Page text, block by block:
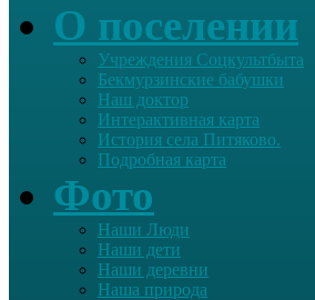
О поселении
Учреждения Соцкультбыта
Бекмурзинские бабушки
Наш доктор
Интерактивная карта
История села Питяково.
Подробная карта
Фото
Наши Люди
Наши дети
Наши деревни
Наша природа